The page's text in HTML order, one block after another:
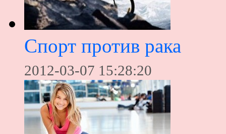
Спорт против рака
2012-03-07 15:28:20